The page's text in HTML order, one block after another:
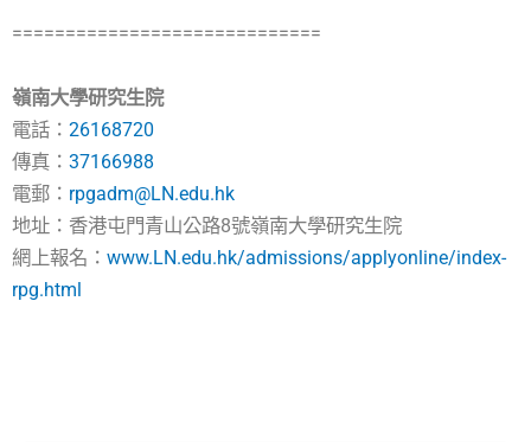
=============================
嶺南大學研究生院
電話： 26168720
傳真： 37166988
電郵： rpgadm@LN.edu.hk
地址：香港屯門青山公路8號嶺南大學研究生院
網上報名： www.LN.edu.hk/admissions/applyonline/index-
rpg.html